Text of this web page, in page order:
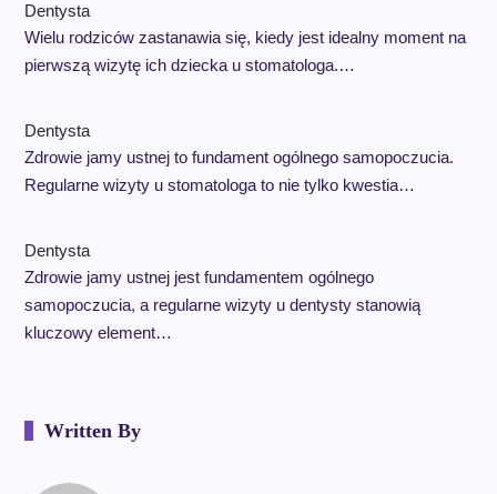
Dentysta
Wielu rodziców zastanawia się, kiedy jest idealny moment na
pierwszą wizytę ich dziecka u stomatologa.…
Dentysta
Zdrowie jamy ustnej to fundament ogólnego samopoczucia.
Regularne wizyty u stomatologa to nie tylko kwestia…
Dentysta
Zdrowie jamy ustnej jest fundamentem ogólnego
samopoczucia, a regularne wizyty u dentysty stanowią
kluczowy element…
Written By